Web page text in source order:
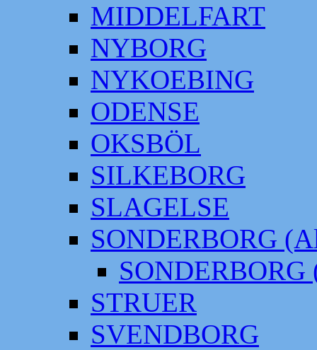
MIDDELFART
NYBORG
NYKOEBING
ODENSE
OKSBÖL
SILKEBORG
SLAGELSE
SONDERBORG
SONDERBORG
STRUER
SVENDBORG